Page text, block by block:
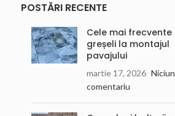
POSTĂRI RECENTE
Cele mai frecvente
greșeli la montajul
pavajului
martie 17, 2026 Niciun
comentariu